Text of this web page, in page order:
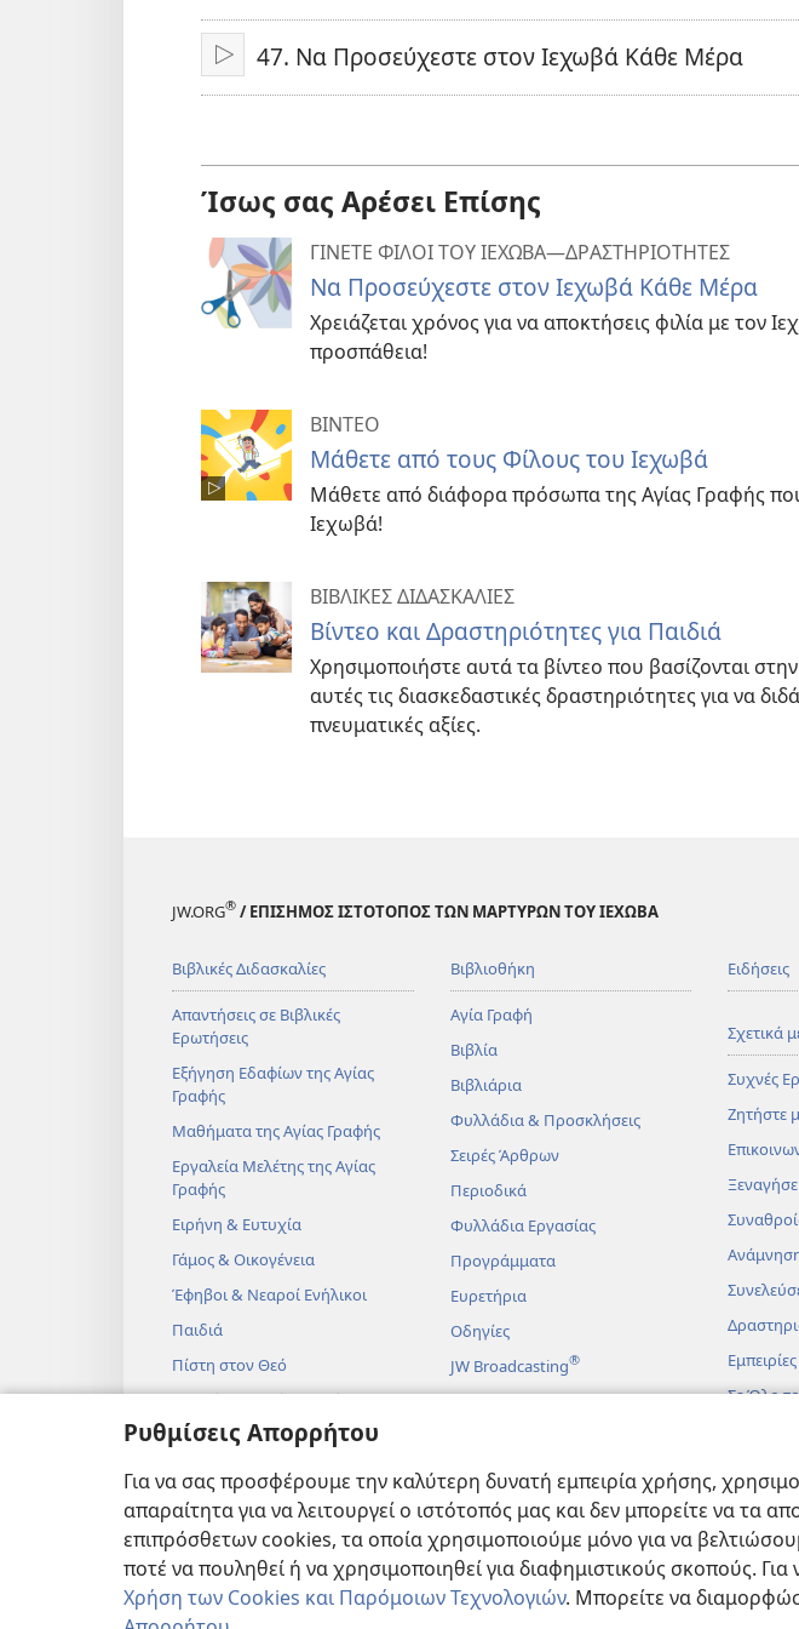
Ρυθμίσεις Απορρήτου
Για να σας προσφέρουμε την καλύτερη δυνατή εμπειρία χρήσης,
απαραίτητα για να λειτουργεί ο ιστότοπός μας και δεν μπορείτε να τα
επιπρόσθετων cookies, τα οποία χρησιμοποιούμε μόνο για να
ποτέ να πουληθεί ή να χρησιμοποιηθεί για διαφημιστικούς σκοπούς.
Χρήση των Cookies και Παρόμοιων Τεχνολογιών. Μπορείτε να
Αναπαραγωγή
47. Να Προσεύχεστε στον Ιεχωβά Κάθε Μέρα
Ίσως σας Αρέσει Επίσης
ΓΙΝΕΤΕ ΦΙΛΟΙ ΤΟΥ ΙΕΧΩΒΑ—ΔΡΑΣΤΗΡΙΟΤΗΤΕΣ
Να Προσεύχεστε στον Ιεχωβά Κάθε Μέρα
Χρειάζεται χρόνος για να αποκτήσεις φιλία με τον
προσπάθεια!
ΒΙΝΤΕΟ
Μάθετε από τους Φίλους του Ιεχωβά
Μάθετε από διάφορα πρόσωπα της Αγίας Γραφής που
Ιεχωβά!
ΒΙΒΛΙΚΕΣ ΔΙΔΑΣΚΑΛΙΕΣ
Βίντεο και Δραστηριότητες για Παιδιά
Χρησιμοποιήστε αυτά τα βίντεο που βασίζονται
αυτές τις διασκεδαστικές δραστηριότητες για να
πνευματικές αξίες.
JW.ORG® / ΕΠΙΣΗΜΟΣ ΙΣΤΟΤΟΠΟΣ ΤΩΝ ΜΑΡΤΥΡΩΝ ΤΟΥ ΙΕΧΩΒΑ
Βιβλικές Διδασκαλίες
Απαντήσεις σε Βιβλικές
Ερωτήσεις
Εξήγηση Εδαφίων της Αγίας
Γραφής
Μαθήματα της Αγίας Γραφής
Εργαλεία Μελέτης της Αγίας
Γραφής
Ειρήνη & Ευτυχία
Γάμος & Οικογένεια
Έφηβοι & Νεαροί Ενήλικοι
Παιδιά
Πίστη στον Θεό
Επιστήμη & Αγία Γραφή
Ιστορία & Αγία Γραφή
Βιβλιοθήκη
Αγία Γραφή
Βιβλία
Βιβλιάρια
Φυλλάδια & Προσκλήσεις
Σειρές Άρθρων
Περιοδικά
Φυλλάδια Εργασίας
Προγράμματα
Ευρετήρια
Οδηγίες
JW Broadcasting®
Βίντεο
Ηχητικά Δράματα
Δραματοποιημένες Βιβλικές
Αναγνώσεις
Ειδήσεις
Σχετικά
Συχνές
Ζητήστε
Εμπειρίες
Σε Όλο